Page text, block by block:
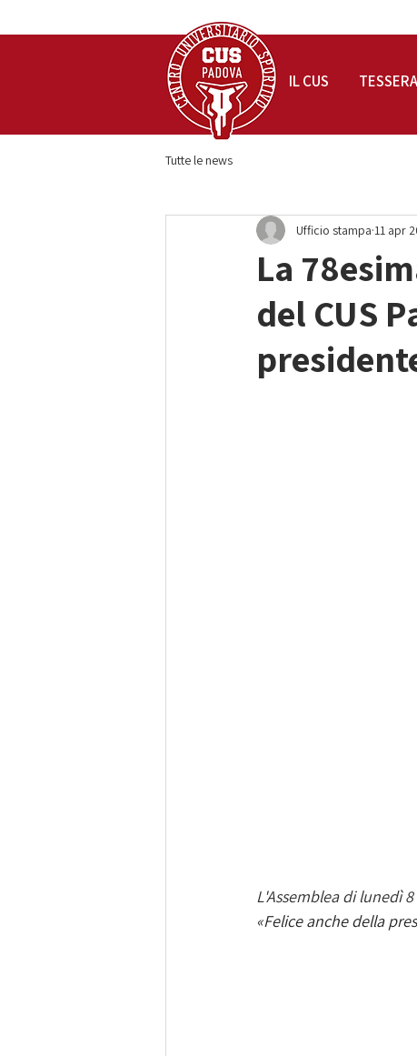
Tutte le news
La
del CUS
Ufficio stampa 11 apr
L'Assemblea di lunedì
«Felice anche della
IL CUS